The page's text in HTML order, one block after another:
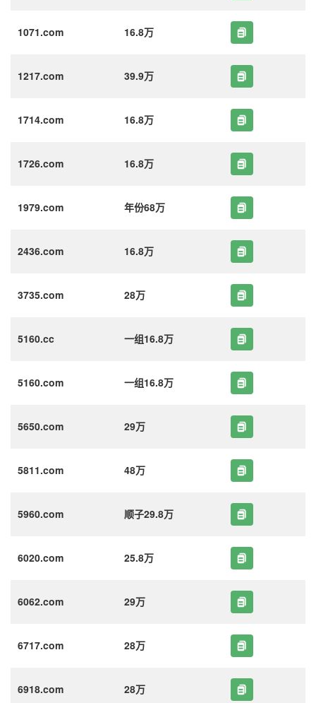
1071.com 16.8万
1217.com 39.9万
1714.com 16.8万
1726.com 16.8万
1979.com 年份68万
2436.com 16.8万
3735.com 28万
5160.cc 一组16.8万
5160.com 一组16.8万
5650.com 29万
5811.com 48万
5960.com 顺子29.8万
6020.com 25.8万
6062.com 29万
6717.com 28万
6918.com 28万